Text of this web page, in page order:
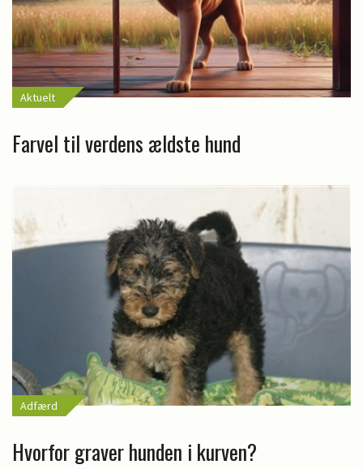
Aktuelt
Farvel til verdens ældste hund
Adfærd
Hvorfor graver hunden i kurven?